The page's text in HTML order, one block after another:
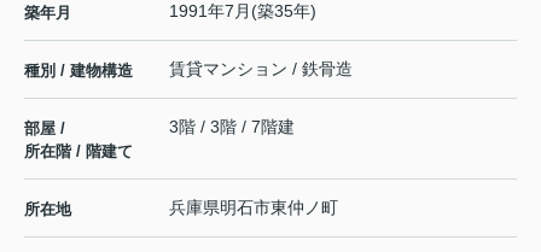
築年月 1991年7月(築35年)
種別 / 建物構造 賃貸マンション / 鉄骨造
部屋 /
所在階 / 階建て
3階 / 3階 / 7階建
所在地 兵庫県明石市東仲ノ町